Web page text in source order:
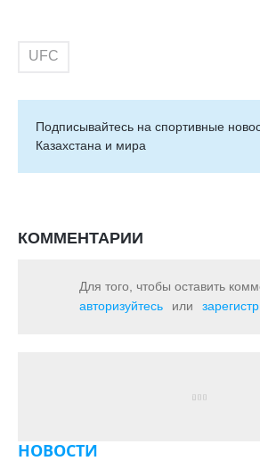
UFC
Подписывайтесь на cпортивные
Казахстана и мира
КОММЕНТАРИИ
Для того, чтобы оставить
авторизуйтесь
или
НОВОСТИ